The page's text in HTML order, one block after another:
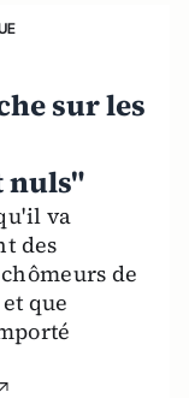
sur les
nuls"
va
des
de
que